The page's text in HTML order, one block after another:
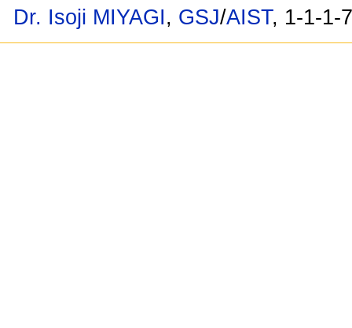
Dr. Isoji MIYAGI, GSJ/AIST, 1-1-1-